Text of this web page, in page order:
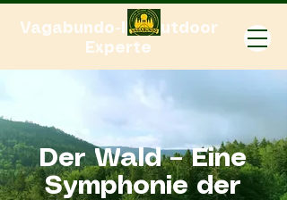
Vagabundo-Ihr Outdoor
Experte
Der Wald – Eine
Symphonie der